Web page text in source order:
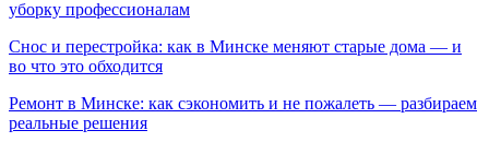
уборку профессионалам
Снос и перестройка: как в Минске меняют старые дома — и
во что это обходится
Ремонт в Минске: как сэкономить и не пожалеть — разбираем
реальные решения